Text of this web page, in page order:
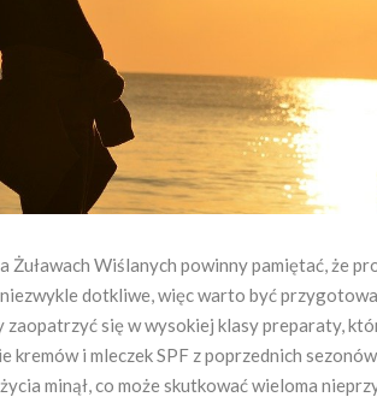
Żuławach Wiślanych powinny pamiętać, że
dotkliwe, więc warto być
zaopatrzyć się w wysokiej klasy preparaty,
kremów i mleczek SPF z poprzednich
minął, co może skutkować wieloma